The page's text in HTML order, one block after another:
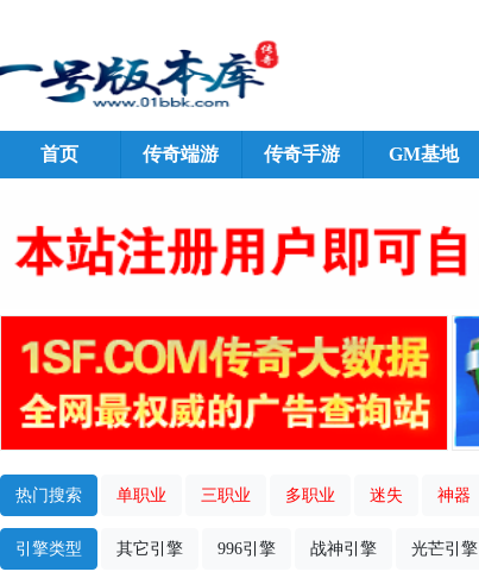
首页 传奇端游 传奇手游 GM基地
热门搜索 单职业 三职业 多职业 迷失 神器
引擎类型 其它引擎 996引擎 战神引擎 光芒引擎